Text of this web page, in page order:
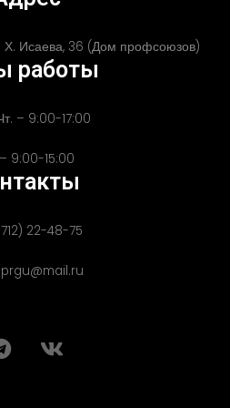
Х. Исаева, 36 (Дом профсоюзов)
работы
– 9:00-17:00
9:00-15:00
22-48-75